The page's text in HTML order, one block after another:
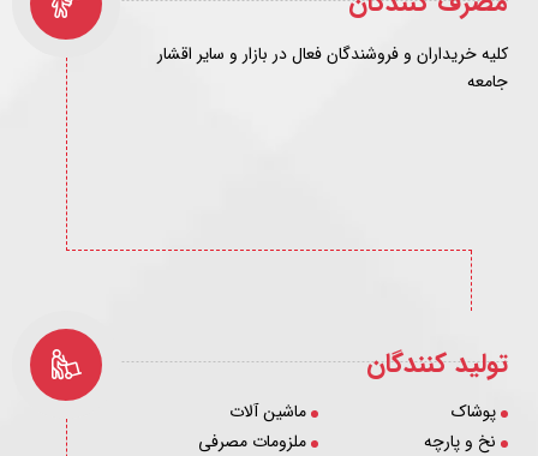
کلیه خریداران و فروشندگان فعال در بازار و سایر اقشار
جامعه
تولید کنندگان
پوشاک
نخ و پارچه
ماشین آلات
ملزومات مصرفی